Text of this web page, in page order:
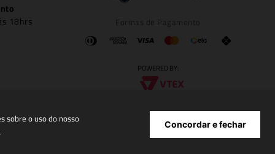
sobre o uso do nosso Concordar e fechar
18hrs
POWERED BY: